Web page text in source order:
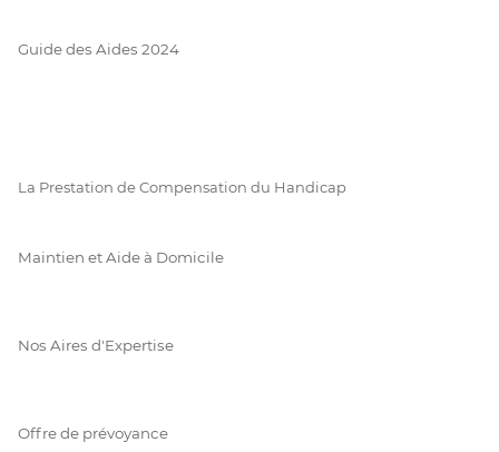
Guide des Aides 2024
La Prestation de Compensation du Handicap
Maintien et Aide à Domicile
Nos Aires d'Expertise
Offre de prévoyance